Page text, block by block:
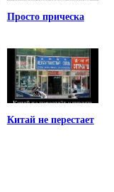
Просто прическа
Китай не перестает